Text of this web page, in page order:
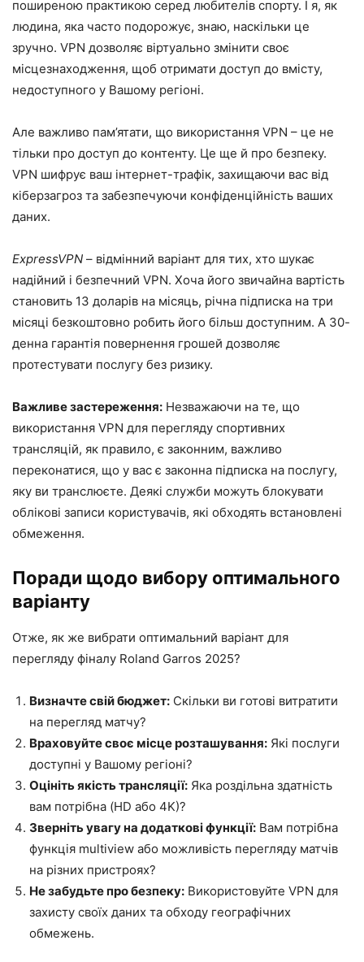
поширеною практикою серед любителів спорту. І я, як
людина, яка часто подорожує, знаю, наскільки це
зручно. VPN дозволяє віртуально змінити своє
місцезнаходження, щоб отримати доступ до вмісту,
недоступного у Вашому регіоні.
Але важливо пам’ятати, що використання VPN – це не
тільки про доступ до контенту. Це ще й про безпеку.
VPN шифрує ваш інтернет-трафік, захищаючи вас від
кіберзагроз та забезпечуючи конфіденційність ваших
даних.
ExpressVPN – відмінний варіант для тих, хто шукає
надійний і безпечний VPN. Хоча його звичайна вартість
становить 13 доларів на місяць, річна підписка на три
місяці безкоштовно робить його більш доступним. А 30-
денна гарантія повернення грошей дозволяє
протестувати послугу без ризику.
Важливе застереження: Незважаючи на те, що
використання VPN для перегляду спортивних
трансляцій, як правило, є законним, важливо
переконатися, що у вас є законна підписка на послугу,
яку ви транслюєте. Деякі служби можуть блокувати
облікові записи користувачів, які обходять встановлені
обмеження.
Поради щодо вибору оптимального
варіанту
Отже, як же вибрати оптимальний варіант для
перегляду фіналу Roland Garros 2025?
Визначте свій бюджет: Скільки ви готові витратити
на перегляд матчу?
Враховуйте своє місце розташування: Які послуги
доступні у Вашому регіоні?
Оцініть якість трансляції: Яка роздільна здатність
вам потрібна (HD або 4K)?
Зверніть увагу на додаткові функції: Вам потрібна
функція multiview або можливість перегляду матчів
на різних пристроях?
Не забудьте про безпеку: Використовуйте VPN для
захисту своїх даних та обходу географічних
обмежень.